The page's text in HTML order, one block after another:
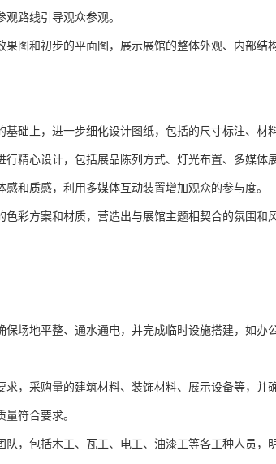
路线引导观众参观。
果图和初步的平面图，展示展馆的整体外观、内部
础上，进一步细化设计图纸，包括的尺寸标注、材
行精心设计，包括展品陈列方式、灯光布置、多媒体
和质感，利用多媒体互动装置增加观众的参与度。
彩方案和材质，营造出与展馆主题相契合的氛围和
保场地平整、通水通电，并完成临时设施搭建，如办
求，采购量的建筑材料、装饰材料、展示设备等，
符合要求。
队，包括木工、瓦工、电工、油漆工等各工种人员